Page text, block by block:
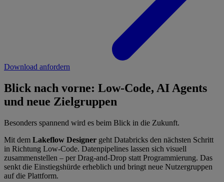
Download anfordern
Blick nach vorne: Low-Code, AI Agents
und neue Zielgruppen
Besonders spannend wird es beim Blick in die Zukunft.
Mit dem Lakeflow Designer geht Databricks den nächsten Schritt
in Richtung Low-Code. Datenpipelines lassen sich visuell
zusammenstellen – per Drag-and-Drop statt Programmierung. Das
senkt die Einstiegshürde erheblich und bringt neue Nutzergruppen
auf die Plattform.